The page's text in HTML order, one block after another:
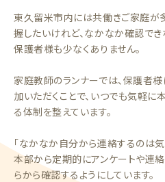
東久留米市内には共働きご家庭が
握したいけれど、なかなか確認でき
保護者様も少なくありません。
家庭教師のランナーでは、保護者
加いただくことで、いつでも気軽
る体制を整えています。
「なかなか自分から連絡するのは
本部から定期的にアンケートや連
らから確認するようにしています。